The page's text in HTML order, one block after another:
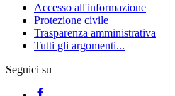
Accesso all'informazione
Protezione civile
Trasparenza amministrativa
Tutti gli argomenti...
Seguici su